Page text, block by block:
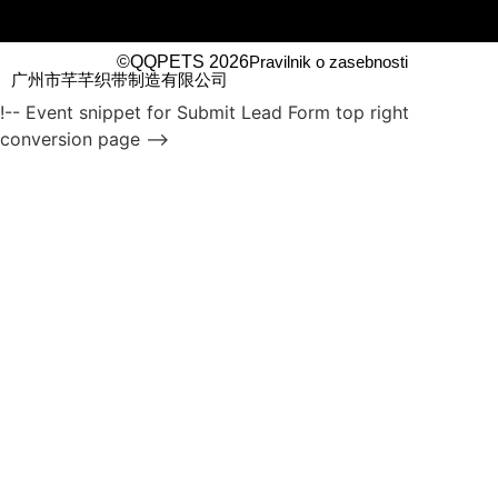
©QQPETS 2026Pravilnik o zasebnosti
广州市芊芊织带制造有限公司
!-- Event snippet for Submit Lead Form top right
conversion page -->